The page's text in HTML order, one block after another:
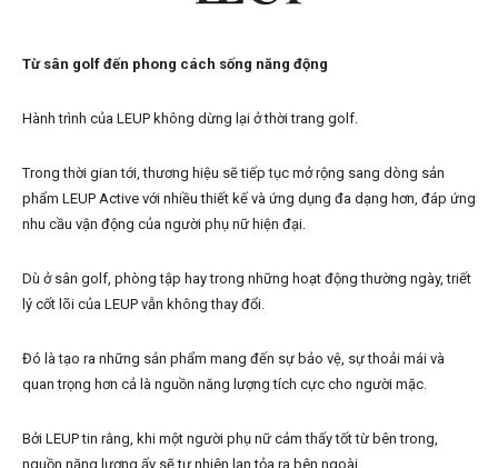
Từ sân golf đến phong cách sống năng động
Hành trình của LEUP không dừng lại ở thời trang golf.
Trong thời gian tới, thương hiệu sẽ tiếp tục mở rộng sang dòng sản
phẩm LEUP Active với nhiều thiết kế và ứng dụng đa dạng hơn, đáp ứng
nhu cầu vận động của người phụ nữ hiện đại.
Dù ở sân golf, phòng tập hay trong những hoạt động thường ngày, triết
lý cốt lõi của LEUP vẫn không thay đổi.
Đó là tạo ra những sản phẩm mang đến sự bảo vệ, sự thoải mái và
quan trọng hơn cả là nguồn năng lượng tích cực cho người mặc.
Bởi LEUP tin rằng, khi một người phụ nữ cảm thấy tốt từ bên trong,
nguồn năng lượng ấy sẽ tự nhiên lan tỏa ra bên ngoài.